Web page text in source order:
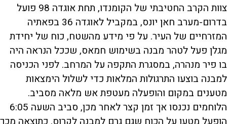
צוות הקרב החטיבתי של הקומנדו, תחת אוגדה 98 פועל
בדרום-מערב חאן יונס, במקביל לאוגדה 36 בפאתיה
המזרחיים של העיר. על פי מידע מהשטח, כוח של יחידת
מגלן פעל לטהר מבנה בשימוש חמאס, שככל הנראה היה
בו פיר מנהרה, במסגרת התקפה על המרחב. לפני הכניסה
למבנה בוצעו התרגולות המלאות כדי לשלול הימצאות
מטענים במקום והופעלה מעטפת אש מלאה מסביב.
הלוחמים נכנסו אך זמן קצר לאחר מכן, סביב השעה 6:05